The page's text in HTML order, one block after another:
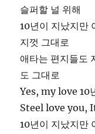
슬퍼할 널 위해
10년이 지났지만
지껏 그대로
애타는 편지들도
도 그대로
Yes, my love 10
Steel love you,
10년이 지났지만